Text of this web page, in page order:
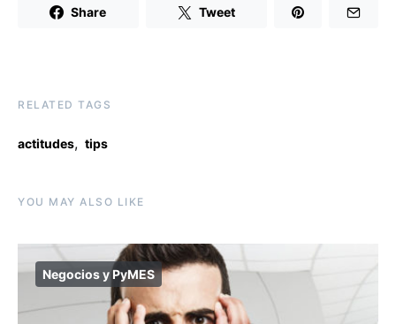
Share Tweet
RELATED TAGS
actitudes, tips
YOU MAY ALSO LIKE
Negocios y PyMES